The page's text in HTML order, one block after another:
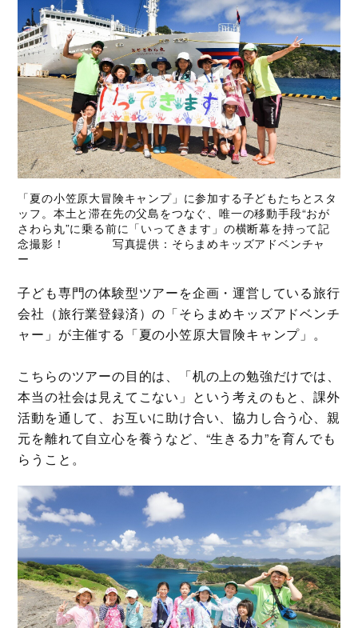
「夏の小笠原大冒険キャンプ」に参加する子どもたちとスタ
ッフ。本土と滞在先の父島をつなぐ、唯一の移動手段“おが
さわら丸”に乗る前に「いってきます」の横断幕を持って記
念撮影！ 写真提供：そらまめキッズアドベンチャ
ー
子ども専門の体験型ツアーを企画・運営している旅行
会社（旅行業登録済）の「そらまめキッズアドベンチ
ャー」が主催する「夏の小笠原大冒険キャンプ」。
こちらのツアーの目的は、「机の上の勉強だけでは、
本当の社会は見えてこない」という考えのもと、課外
活動を通して、お互いに助け合い、協力し合う心、親
元を離れて自立心を養うなど、“生きる力”を育んでも
らうこと。